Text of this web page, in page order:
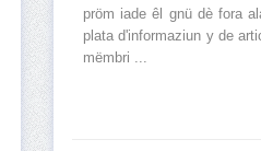
pröm iade êl gnü dè fora
plata d'informaziun y de
mëmbri ...